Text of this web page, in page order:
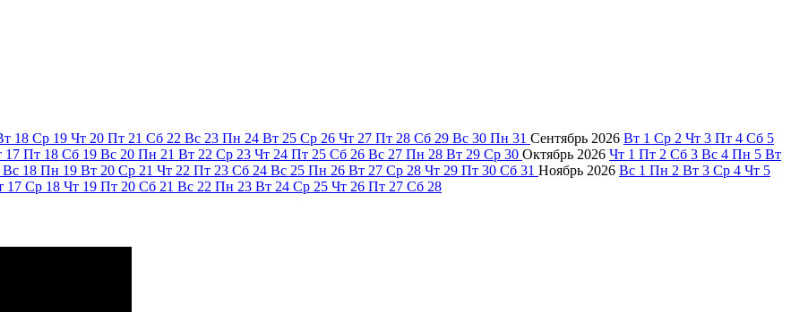
18 Ср 19 Чт 20 Пт 21 Сб 22 Вс 23 Пн 24 Вт 25 Ср 26 Чт 27 Пт 28 Сб 29 Вс 30 Пн 31 Сентябрь 2026 Вт 1 Ср 2 Чт 3 Пт 4 Сб 5
17 Пт 18 Сб 19 Вс 20 Пн 21 Вт 22 Ср 23 Чт 24 Пт 25 Сб 26 Вс 27 Пн 28 Вт 29 Ср 30 Октябрь 2026 Чт 1 Пт 2 Сб 3 Вс 4 Пн 5 Вт
Вс 18 Пн 19 Вт 20 Ср 21 Чт 22 Пт 23 Сб 24 Вс 25 Пн 26 Вт 27 Ср 28 Чт 29 Пт 30 Сб 31 Ноябрь 2026 Вс 1 Пн 2 Вт 3 Ср 4 Чт 5
17 Ср 18 Чт 19 Пт 20 Сб 21 Вс 22 Пн 23 Вт 24 Ср 25 Чт 26 Пт 27 Сб 28